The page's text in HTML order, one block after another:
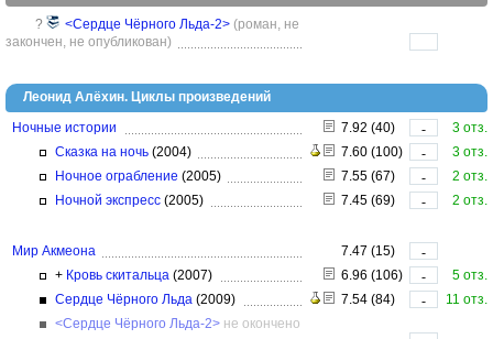
? <Сердце Чёрного Льда-2> (роман, не
закончен, не опубликован)
Леонид Алёхин. Циклы произведений
Ночные истории
7.92 (40) -
3 отз.
Сказка на ночь (2004) 7.60 (100) -
3 отз.
Ночное ограбление (2005) 7.55 (67) -
2 отз.
Ночной экспресс (2005) 7.45 (69) - 2 отз.
Мир Акмеона 7.47 (15)
-
+ Кровь скитальца (2007) 6.96 (106) -
5 отз.
Сердце Чёрного Льда (2009) 7.54 (84) -
11 отз.
<Сердце Чёрного Льда-2> не окончено